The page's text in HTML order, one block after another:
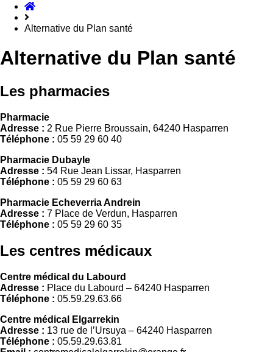
Accueil
Alternative du Plan santé
Alternative du Plan santé
Les pharmacies
Pharmacie
Adresse : 2 Rue Pierre Broussain, 64240 Hasparren
Téléphone : 05 59 29 60 40
Pharmacie Dubayle
Adresse : 54 Rue Jean Lissar, Hasparren
Téléphone : 05 59 29 60 63
Pharmacie Echeverria Andrein
Adresse : 7 Place de Verdun, Hasparren
Téléphone : 05 59 29 60 35
Les centres médicaux
Centre médical du Labourd
Adresse : Place du Labourd – 64240 Hasparren
Téléphone : 05.59.29.63.66
Centre médical Elgarrekin
Adresse : 13 rue de l’Ursuya – 64240 Hasparren
Téléphone : 05.59.29.63.81